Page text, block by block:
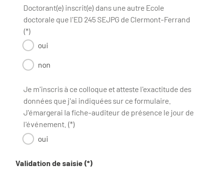
Doctorant(e) inscrit(e) dans une autre Ecole
doctorale que l'ED 245 SEJPG de Clermont-Ferrand
(*)
oui
non
Je m'inscris à ce colloque et atteste l'exactitude des
données que j'ai indiquées sur ce formulaire.
J'émargerai la fiche-auditeur de présence le jour de
l'événement. (*)
oui
Validation de saisie (*)